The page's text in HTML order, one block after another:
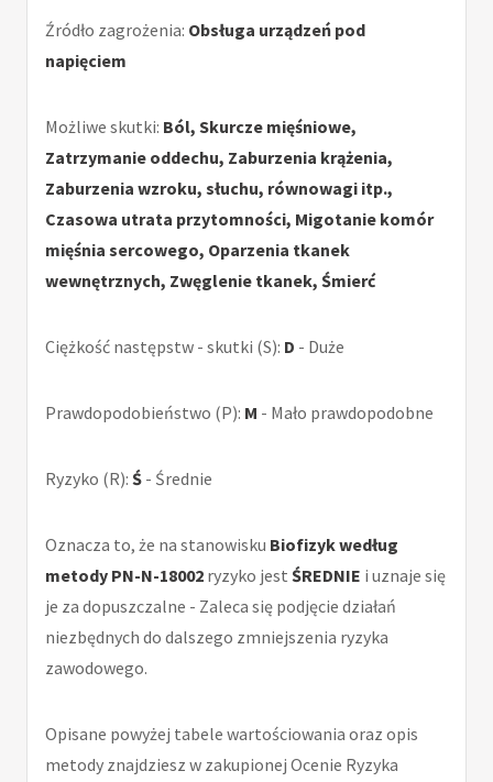
Źródło zagrożenia: Obsługa urządzeń pod
napięciem
Możliwe skutki: Ból, Skurcze mięśniowe,
Zatrzymanie oddechu, Zaburzenia krążenia,
Zaburzenia wzroku, słuchu, równowagi itp.,
Czasowa utrata przytomności, Migotanie komór
mięśnia sercowego, Oparzenia tkanek
wewnętrznych, Zwęglenie tkanek, Śmierć
Ciężkość następstw - skutki (S): D - Duże
Prawdopodobieństwo (P): M - Mało prawdopodobne
Ryzyko (R): Ś - Średnie
Oznacza to, że na stanowisku Biofizyk według
metody PN-N-18002 ryzyko jest ŚREDNIE i uznaje się
je za dopuszczalne - Zaleca się podjęcie działań
niezbędnych do dalszego zmniejszenia ryzyka
zawodowego.
Opisane powyżej tabele wartościowania oraz opis
metody znajdziesz w zakupionej Ocenie Ryzyka